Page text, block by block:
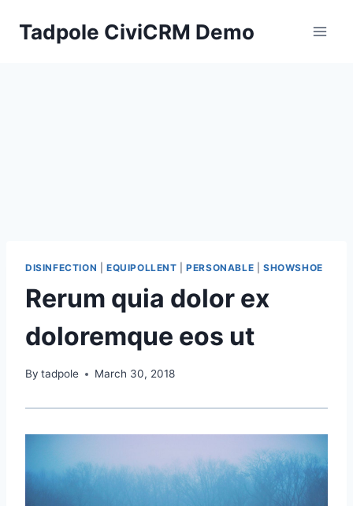
Tadpole CiviCRM Demo
DISINFECTION EQUIPOLLENT |PERSONABLE |SHOWSHOE
Rerum quia dolor ex
doloremque eos ut
By tadpole March 30, 2018